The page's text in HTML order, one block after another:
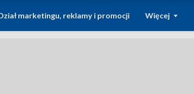
marketingu, reklamy i promocji Więcej